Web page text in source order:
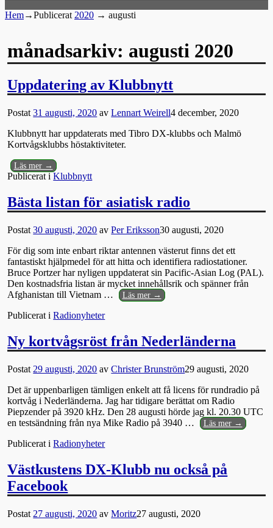
Hem→Publicerat 2020 → augusti
månadsarkiv: augusti 2020
Uppdatering av Klubbnytt
Postat31 augusti, 2020 avLennart Weirell4 december, 2020
Klubbnytt har uppdaterats med Tibro DX-klubbs och Malmö
Kortvågsklubbs höstaktiviteter.
Läs mer →
Publicerat i Klubbnytt
Bästa listan för asiatisk radio
Postat30 augusti, 2020 avPer Eriksson30 augusti, 2020
För dig som inte enbart riktar antennen västerut finns det ett
fantastiskt hjälpmedel för att hitta och identifiera radiostationer.
Bruce Portzer har nyligen uppdaterat sin Pacific-Asian Log (PAL).
Den kostnadsfria listan är mycket innehållsrik och spänner från
Afghanistan till Vietnam … Läs mer →
Publicerat i Radionyheter
Ny kortvågsröst från Nederländerna
Postat 29 augusti, 2020 avChrister Brunström29 augusti, 2020
Det är uppenbarligen tämligen enkelt att få licens för rundradio på
kortvåg i Nederländerna. Jag har tidigare berättat om Radio
Piepzender på 3920 kHz. Den 28 augusti hörde jag kl. 20.30 UTC
en testsändning från nya Mike Radio på 3940 … Läs mer →
Publicerat i Radionyheter
Västkustens DX-Klubb nu också på
Facebook
Postat 27 augusti, 2020 avMoritz27 augusti, 2020